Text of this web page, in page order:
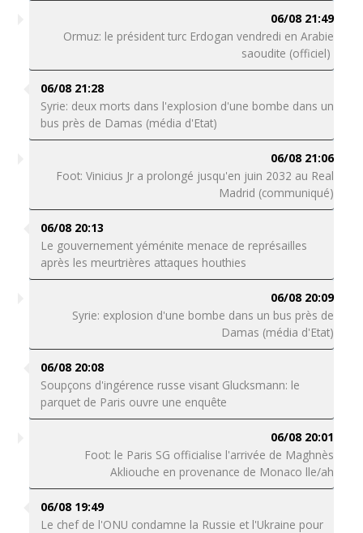
06/08 21:49
Ormuz: le président turc Erdogan vendredi en Arabie
saoudite (officiel)
06/08 21:28
Syrie: deux morts dans l'explosion d'une bombe dans un
bus près de Damas (média d'Etat)
06/08 21:06
Foot: Vinicius Jr a prolongé jusqu'en juin 2032 au Real
Madrid (communiqué)
06/08 20:13
Le gouvernement yéménite menace de représailles
après les meurtrières attaques houthies
06/08 20:09
Syrie: explosion d'une bombe dans un bus près de
Damas (média d'Etat)
06/08 20:08
Soupçons d'ingérence russe visant Glucksmann: le
parquet de Paris ouvre une enquête
06/08 20:01
Foot: le Paris SG officialise l'arrivée de Maghnès
Akliouche en provenance de Monaco lle/ah
06/08 19:49
Le chef de l'ONU condamne la Russie et l'Ukraine pour